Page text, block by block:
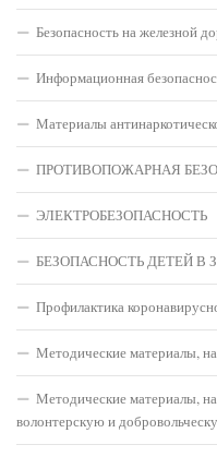
Безопасность на железной
Информационная
Материалы
ПРОТИВОПОЖАРНАЯ
ЭЛЕКТРОБЕЗОПАСНОСТЬ
БЕЗОПАСНОСТЬ ДЕТЕЙ В
Профилактика
Методические материалы,
Методические материалы,
волонтерскую и